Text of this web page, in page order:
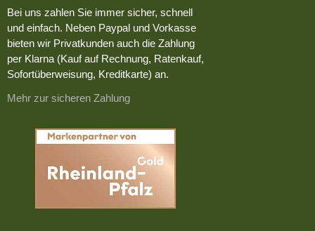
Bei uns zahlen Sie immer sicher, schnell
und einfach. Neben Paypal und Vorkasse
bieten wir Privatkunden auch die Zahlung
per Klarna (Kauf auf Rechnung, Ratenkauf,
Sofortüberweisung, Kreditkarte) an.
Mehr zur sicheren Zahlung